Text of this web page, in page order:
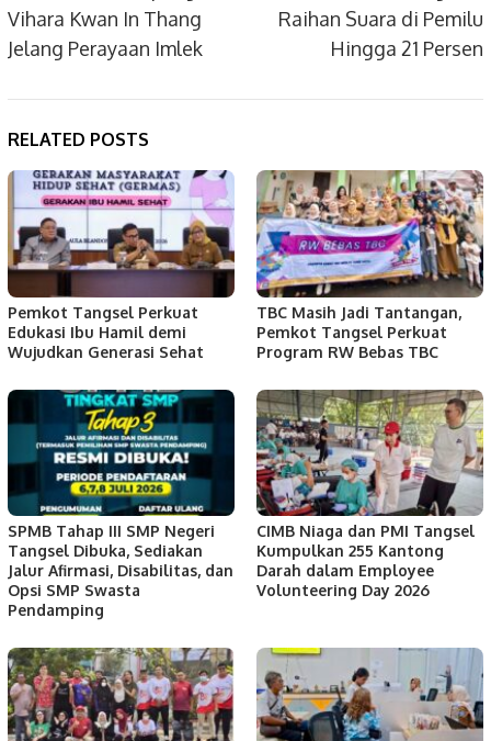
Vihara Kwan In Thang
Jelang Perayaan Imlek
Raihan Suara di Pemilu
Hingga 21 Persen
RELATED POSTS
Pemkot Tangsel Perkuat
Edukasi Ibu Hamil demi
Wujudkan Generasi Sehat
TBC Masih Jadi Tantangan,
Pemkot Tangsel Perkuat
Program RW Bebas TBC
SPMB Tahap III SMP Negeri
Tangsel Dibuka, Sediakan
Jalur Afirmasi, Disabilitas, dan
Opsi SMP Swasta
Pendamping
CIMB Niaga dan PMI Tangsel
Kumpulkan 255 Kantong
Darah dalam Employee
Volunteering Day 2026